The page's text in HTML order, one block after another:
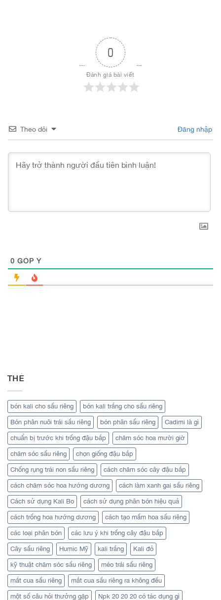
0
Đánh giá bài viết
Theo dõi Đăng nhập
0 GÓP Ý
THẺ
bón kali cho sầu riêng bón kali trắng cho sầu riêng
Bón phân nuôi trái sầu riêng bón phân sầu riêng Cadimi là gì
chuẩn bị trước khi trồng đậu bắp chăm sóc hoa mười giờ
chăm sóc sầu riêng chọn giống đậu bắp
Chống rụng trái non sầu riêng cách chăm sóc cây đậu bắp
cách chăm sóc hoa hướng dương cách làm xanh gai sầu riêng
Cách sử dụng Kali Bo cách sử dụng phân bón hiệu quả
cách trồng hoa hướng dương cách tạo mầm hoa sầu riêng
các loại phân bón các lưu ý khi trồng cây đậu bắp
Cây sầu riêng Humic Mỹ kali trắng Kali đỏ
kỹ thuật chăm sóc sầu riêng méo trái sầu riêng
mắt cua sầu riêng mắt cua sầu riêng ra không đều
một số câu hỏi thưởng gặp Npk 20 20 20 có tác dụng gì